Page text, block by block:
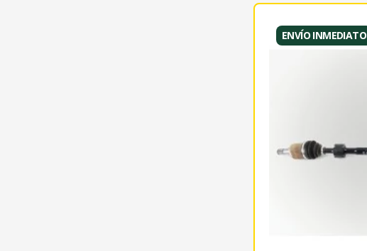
ENVÍO INMEDIATO